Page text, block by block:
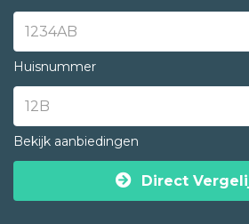
Huisnummer
Bekijk aanbiedingen
Direct